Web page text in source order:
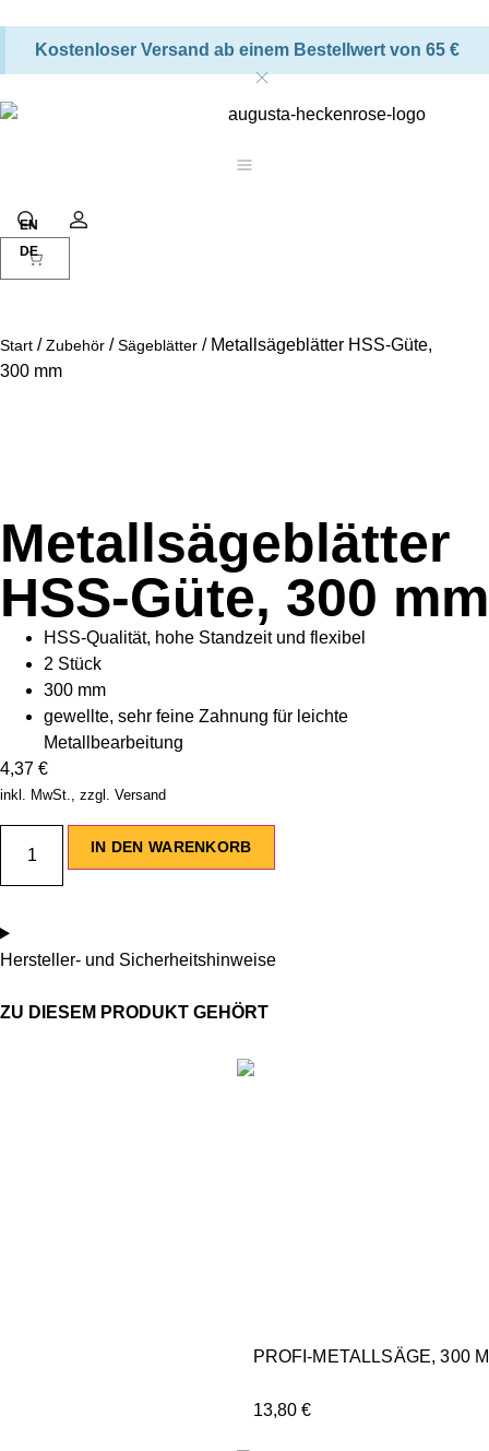
Kostenloser Versand ab einem Bestellwert von 65 €
Warenkorb
Suche
Start /Zubehör /Sägeblätter / Metallsägeblätter HSS-Güte,
300 mm
Metallsägeblätter
HSS-Güte, 300 mm
HSS-Qualität, hohe Standzeit und flexibel
2 Stück
300 mm
gewellte, sehr feine Zahnung für leichte
Metallbearbeitung
4,37 €
inkl. MwSt., zzgl. Versand
IN DEN WARENKORB
Hersteller- und Sicherheitshinweise
PROFI-METALLSÄGE, 300
13,80 €